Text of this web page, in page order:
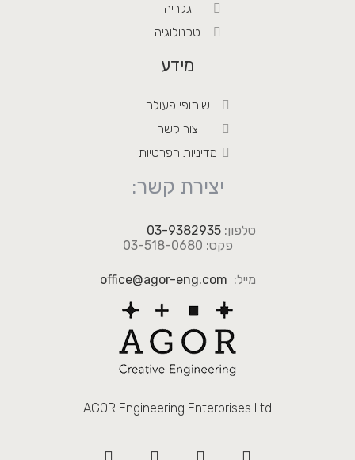
גלריה
טכנולוגיה
מידע
שיתופי פעולה
צור קשר
מדיניות הפרטיות
יצירת קשר:
טלפון:03-9382935
פקס: 03-518-0680
מייל: office@agor-eng.com
AGOR Engineering Enterprises Ltd